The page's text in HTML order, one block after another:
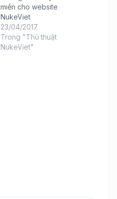
miền cho website
NukeViet
23/04/2017
Trong "Thủ thuật
NukeViet"